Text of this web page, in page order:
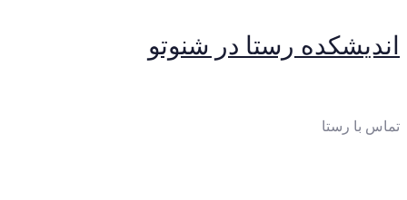
اندیشکده رستا در شنوتو
تماس با رستا